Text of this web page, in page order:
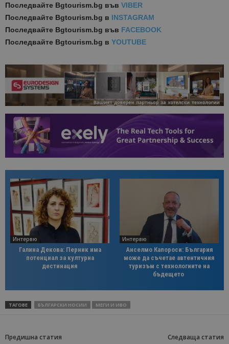
Последвайте Bgtourism.bg във VIBER
Последвайте Bgtourism.bg в INSTAGRAM
Последвайте Bgtourism.bg във FACEBOOK
Последвайте Bgtourism.bg в YOUTUBE
Интервю
Галина Декова: Перник има
потенциал за културна
дестинация
Интервю
Анселмо Капороси: България
може да съчетае автентичния
туризъм с технологиите на
бъдещето
ТАГОВЕ БЪЛГАРСКИ НОСИИ МЕГИ И ИВО
Предишна статия Следваща статия